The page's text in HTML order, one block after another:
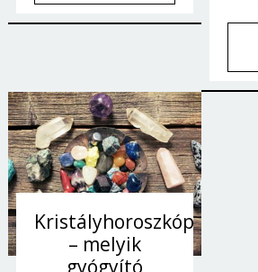
Kristályhoroszkóp
– melyik